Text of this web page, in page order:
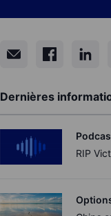
Dernières
RIP